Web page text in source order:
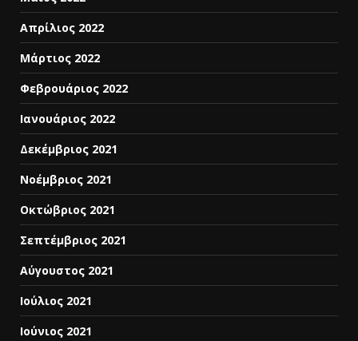
Απρίλιος 2022
Μάρτιος 2022
Φεβρουάριος 2022
Ιανουάριος 2022
Δεκέμβριος 2021
Νοέμβριος 2021
Οκτώβριος 2021
Σεπτέμβριος 2021
Αύγουστος 2021
Ιούλιος 2021
Ιούνιος 2021